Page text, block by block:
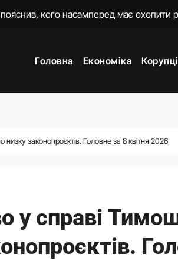
з Вучичем
наступ Росії на фронті у глухий кут
Головна Економіка
законопроєктів. Головне за 8 квітня 2026
у справі